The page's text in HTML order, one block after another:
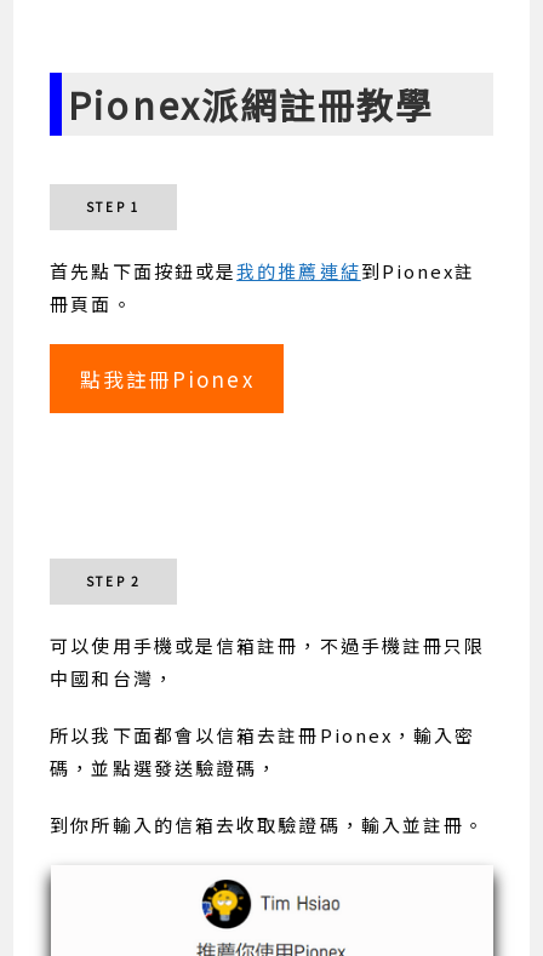
Pionex派網註冊教學
STEP 1
首先點下面按鈕或是我的推薦連結到Pionex註
冊頁面。
點我註冊Pionex
STEP 2
可以使用手機或是信箱註冊，不過手機註冊只限
中國和台灣，
所以我下面都會以信箱去註冊Pionex，輸入密
碼，並點選發送驗證碼，
到你所輸入的信箱去收取驗證碼，輸入並註冊。